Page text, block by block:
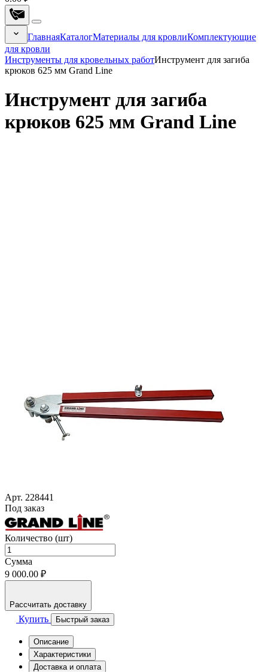
ГлавнаяКаталогМатериалы для кровлиКомплектующие
для кровли
Инструменты для кровельных работИнструмент для загиба
крюков 625 мм Grand Line
Инструмент для загиба
крюков 625 мм Grand Line
Арт. 228441
Под заказ
Количество (шт)
Сумма
9 000.00 ₽
Рассчитать доставку
Купить Быстрый заказ
Описание
Характеристики
Доставка и оплата